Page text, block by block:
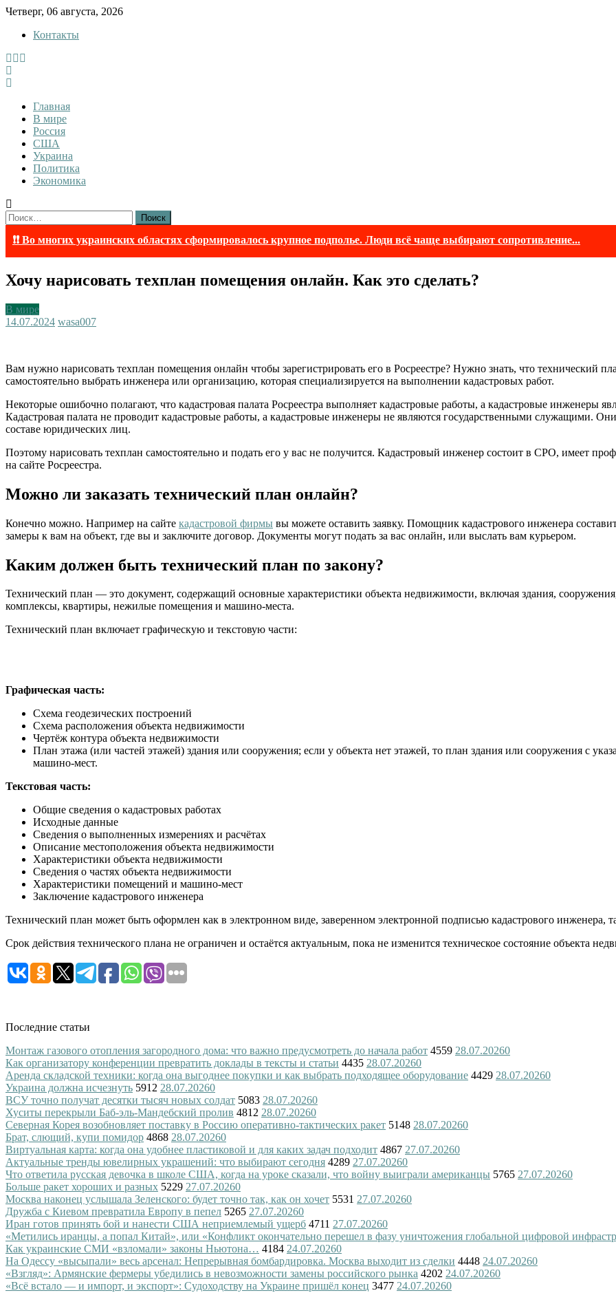
Skip
content
Четверг, 06 августа, 2026
Контакты
InfoRuss
InfoRuss — Новости
Главная
В мире
Россия
США
Украина
Политика
Экономика
Найти:
❗❗ Во многих украинских областях сформировалось крупное подполье. Люди всё чаще выбирают сопротивление...
Хочу нарисовать техплан помещения онлайн. Как это сделать?
В мире
14.07.2024 wasa007
Вам нужно нарисовать техплан помещения онлайн чтобы зарегистрировать его в Росреестре? Нужно знать, что технический
самостоятельно выбрать инженера или организацию, которая специализируется на выполнении кадастровых работ.
Некоторые ошибочно полагают, что кадастровая палата Росреестра выполняет кадастровые работы, а кадастровые инженеры
Кадастровая палата не проводит кадастровые работы, а кадастровые инженеры не являются государственными служащими.
составе юридических лиц.
Поэтому нарисовать техплан самостоятельно и подать его у вас не получится. Кадастровый инженер состоит в СРО, имеет
на сайте Росреестра.
Можно ли заказать технический план онлайн?
Конечно можно. Например на сайте кадастровой фирмы вы можете оставить заявку. Помощник кадастрового инженера
замеры к вам на объект, где вы и заключите договор. Документы могут подать за вас онлайн, или выслать вам курьером.
Каким должен быть технический план по закону?
Технический план — это документ, содержащий основные характеристики объекта недвижимости, включая здания,
комплексы, квартиры, нежилые помещения и машино-места.
Технический план включает графическую и текстовую части:
Графическая часть:
Схема геодезических построений
Схема расположения объекта недвижимости
Чертёж контура объекта недвижимости
План этажа (или частей этажей) здания или сооружения; если у объекта нет этажей, то план здания или сооружения с
машино-мест.
Текстовая часть:
Общие сведения о кадастровых работах
Исходные данные
Сведения о выполненных измерениях и расчётах
Описание местоположения объекта недвижимости
Характеристики объекта недвижимости
Сведения о частях объекта недвижимости
Характеристики помещений и машино-мест
Заключение кадастрового инженера
Технический план может быть оформлен как в электронном виде, заверенном электронной подписью кадастрового инженера,
Срок действия технического плана не ограничен и остаётся актуальным, пока не изменится техническое состояние объекта
Последние статьи
Монтаж газового отопления загородного дома: что важно предусмотреть до начала работ 4559 28.07.20260
Как организатору конференции превратить доклады в тексты и статьи 4435 28.07.20260
Аренда складской техники: когда она выгоднее покупки и как выбрать подходящее оборудование 4429 28.07.20260
Украина должна исчезнуть 5912 28.07.20260
ВСУ точно получат десятки тысяч новых солдат 5083 28.07.20260
Хуситы перекрыли Баб-эль-Мандебский пролив 4812 28.07.20260
Северная Корея возобновляет поставку в Россию оперативно-тактических ракет 5148 28.07.20260
Брат, слющий, купи помидор 4868 28.07.20260
Виртуальная карта: когда она удобнее пластиковой и для каких задач подходит 4867 27.07.20260
Актуальные тренды ювелирных украшений: что выбирают сегодня 4289 27.07.20260
Что ответила русская девочка в школе США, когда на уроке сказали, что войну выиграли американцы 5765 27.07.20260
Больше ракет хороших и разных 5229 27.07.20260
Москва наконец услышала Зеленского: будет точно так, как он хочет 5531 27.07.20260
Дружба с Киевом превратила Европу в пепел 5265 27.07.20260
Иран готов принять бой и нанести США неприемлемый ущерб 4711 27.07.20260
«Метились иранцы, а попал Китай», или «Конфликт окончательно перешел в фазу уничтожения глобальной цифровой
Как украинские СМИ «взломали» законы Ньютона… 4184 24.07.20260
На Одессу «высыпали» весь арсенал: Непрерывная бомбардировка. Москва выходит из сделки 4448 24.07.20260
«Взгляд»: Армянские фермеры убедились в невозможности замены российского рынка 4202 24.07.20260
«Всё встало — и импорт, и экспорт»: Судоходству на Украине пришёл конец 3477 24.07.20260